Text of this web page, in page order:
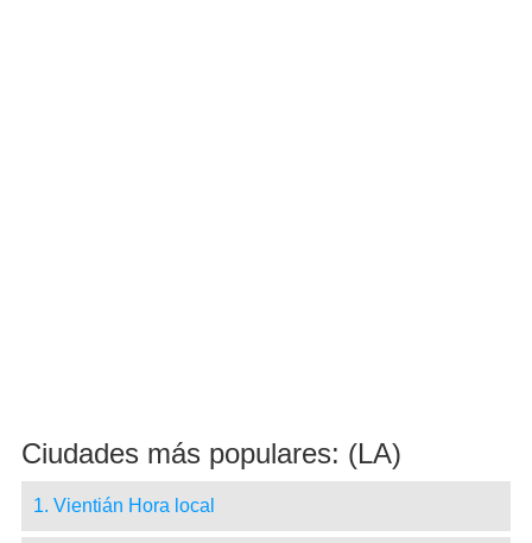
Ciudades más populares: (LA)
1. Vientián Hora local